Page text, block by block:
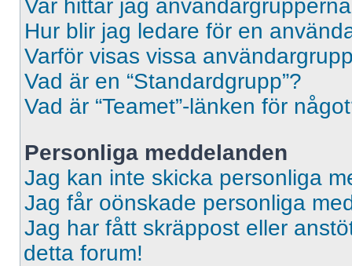
Var hittar jag
Hur blir jag ledare för en
Varför visas vissa
Vad är en “Standardgrupp”?
Vad är “Teamet”-länken för
Personliga meddelanden
Jag kan inte skicka personliga
Jag får oönskade personliga
Jag har fått skräppost eller
detta forum!